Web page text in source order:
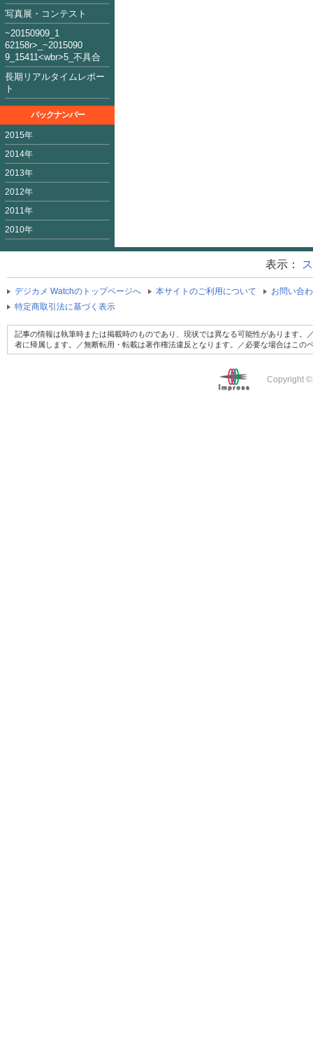
写真展・コンテスト
~20150909_1
62158r>_~2015090
9_15411<wbr>5_不具合
長期リアルタイムレポー
ト
バックナンバー
2015年
2014年
2013年
2012年
2011年
2010年
表示：
デジカメ Watchのトップページへ 本サイトのご利用について
お問い合
特定商取引法に基づく表示
記事の情報は執筆時または掲載時のものであり、現状では異なる可能性があります
者に帰属します。／無断転用・転載は著作権法違反となります。／必要な場合はこ
Copyright